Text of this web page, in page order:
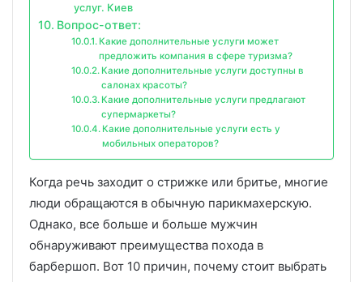
услуг. Киев
Вопрос-ответ:
Какие дополнительные услуги может
предложить компания в сфере туризма?
Какие дополнительные услуги доступны в
салонах красоты?
Какие дополнительные услуги предлагают
супермаркеты?
Какие дополнительные услуги есть у
мобильных операторов?
Когда речь заходит о стрижке или бритье, многие
люди обращаются в обычную парикмахерскую.
Однако, все больше и больше мужчин
обнаруживают преимущества похода в
барбершоп. Вот 10 причин, почему стоит выбрать